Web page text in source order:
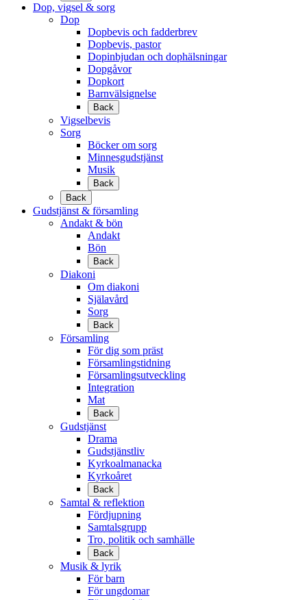
Dop, vigsel & sorg
Dop
Dopbevis och fadderbrev
Dopbevis, pastor
Dopinbjudan och dophälsningar
Dopgåvor
Dopkort
Barnvälsignelse
Back
Vigselbevis
Sorg
Böcker om sorg
Minnesgudstjänst
Musik
Back
Back
Gudstjänst & församling
Andakt & bön
Andakt
Bön
Back
Diakoni
Om diakoni
Själavård
Sorg
Back
Församling
För dig som präst
Församlingstidning
Församlingsutveckling
Integration
Mat
Back
Gudstjänst
Drama
Gudstjänstliv
Kyrkoalmanacka
Kyrkoåret
Back
Samtal & reflektion
Fördjupning
Samtalsgrupp
Tro, politik och samhälle
Back
Musik & lyrik
För barn
För ungdomar